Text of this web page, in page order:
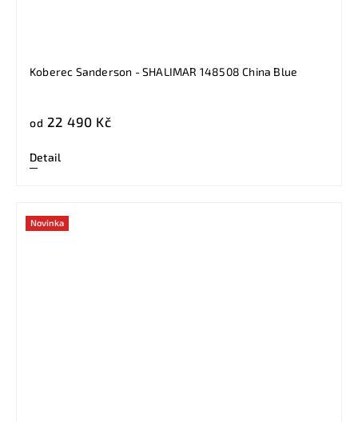
Koberec Sanderson - SHALIMAR 148508 China Blue
od 22 490 Kč
Detail
Novinka